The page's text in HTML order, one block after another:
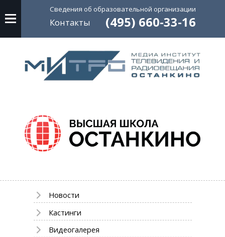
Сведения об образовательной организации
Контакты (495) 660-33-16
Новости
Кастинги
Видеогалерея